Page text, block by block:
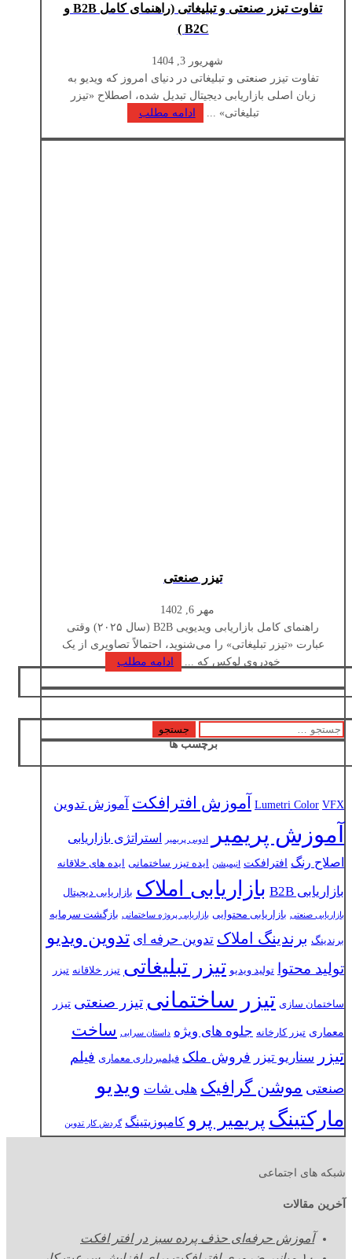
تفاوت تیزر صنعتی و تبلیغاتی (راهنمای کامل B2B و
B2C )
شهریور 3, 1404
تفاوت تیزر صنعتی و تبلیغاتی در دنیای امروز که ویدیو به
زبان اصلی بازاریابی دیجیتال تبدیل شده، اصطلاح «تیزر
تبلیغاتی» ...
ادامه مطلب
تیزر صنعتی
مهر 6, 1402
راهنمای کامل بازاریابی ویدیویی B2B (سال ۲۰۲۵) وقتی
عبارت «تیزر تبلیغاتی» را می‌شنوید، احتمالاً تصاویری از یک
خودروی لوکس که ...
ادامه مطلب
جستجو
برای:
برچسب ها
Lumetri Color VFX آموزش افترافکت آموزش تدوین
آموزش پریمیر ادوبی پریمیر
استراتژی بازاریابی
اصلاح رنگ افترافکت انیمیشن ایده تیزر ساختمانی ایده های خلاقانه
بازاریابی B2B بازاریابی املاک بازاریابی دیجیتال
بازاریابی صنعتی بازاریابی محتوایی بازاریابی پروژه ساختمانی بازگشت سرمایه
برندینگ برندینگ املاک تدوین حرفه ای تدوین ویدیو
تولید محتوا تولید ویدیو تیزر تبلیغاتی تیزر خلاقانه تیزر
ساختمان سازی تیزر ساختمانی تیزر صنعتی تیزر
معماری تیزر کارخانه جلوه های ویژه داستان سرایی ساخت
تیزر سناریو تیزر فروش ملک فیلمبرداری معماری فیلم
صنعتی موشن گرافیک هلی شات ویدیو
مارکتینگ پریمیر پرو کامپوزیتینگ گردش کار تدوین
شبکه های اجتماعی
آخرین مقالات
آموزش حرفه‌ای حذف پرده سبز در افتر افکت